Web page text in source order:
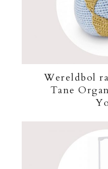
Wereldbol
Tane